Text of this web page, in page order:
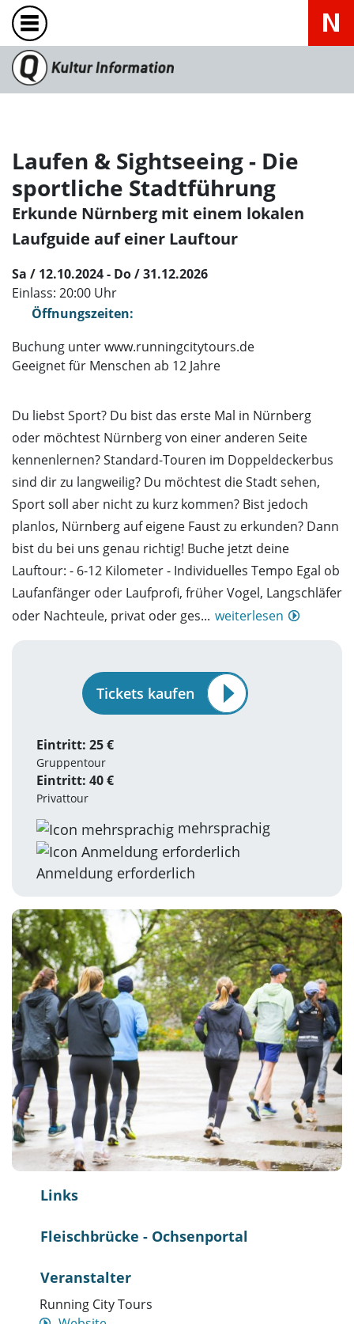
Laufen & Sightseeing - Die
sportliche Stadtführung
Erkunde Nürnberg mit einem lokalen
Laufguide auf einer Lauftour
Sa / 12.10.2024 - Do / 31.12.2026
Einlass: 20:00 Uhr
Öffnungszeiten:
Buchung unter www.runningcitytours.de
Geeignet für Menschen ab 12 Jahre
Du liebst Sport? Du bist das erste Mal in Nürnberg
oder möchtest Nürnberg von einer anderen Seite
kennenlernen? Standard-Touren im Doppeldeckerbus
sind dir zu langweilig? Du möchtest die Stadt sehen,
Sport soll aber nicht zu kurz kommen? Bist jedoch
planlos, Nürnberg auf eigene Faust zu erkunden? Dann
bist du bei uns genau richtig! Buche jetzt deine
Lauftour: - 6-12 Kilometer - Individuelles Tempo Egal ob
Laufanfänger oder Laufprofi, früher Vogel, Langschläfer
oder Nachteule, privat oder ges... weiterlesen
Tickets kaufen
Eintritt: 25 €
Gruppentour
Eintritt: 40 €
Privattour
mehrsprachig
Anmeldung erforderlich
Links
Fleischbrücke - Ochsenportal
Veranstalter
Running City Tours